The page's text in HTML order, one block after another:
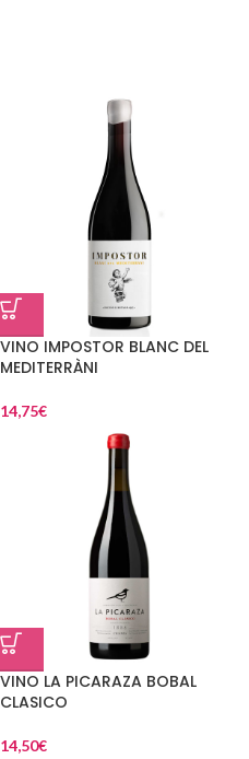
VINO IMPOSTOR BLANC DEL
MEDITERRÀNI
14,75€
VINO LA PICARAZA BOBAL
CLASICO
14,50€